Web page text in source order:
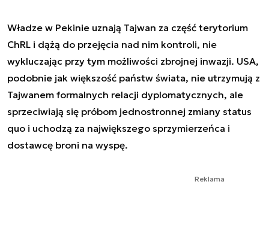
Władze w Pekinie uznają Tajwan za część terytorium
ChRL i dążą do przejęcia nad nim kontroli, nie
wykluczając przy tym możliwości zbrojnej inwazji. USA,
podobnie jak większość państw świata, nie utrzymują z
Tajwanem formalnych relacji dyplomatycznych, ale
sprzeciwiają się próbom jednostronnej zmiany status
quo i uchodzą za największego sprzymierzeńca i
dostawcę broni na wyspę.
Reklama